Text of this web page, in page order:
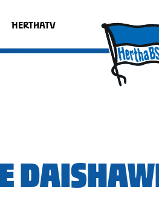
HERTHATV